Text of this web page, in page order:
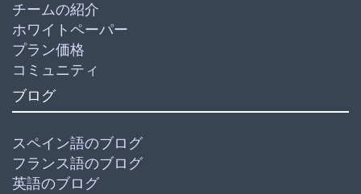
チームの紹介
ホワイトペーパー
プラン価格
コミュニティ
ブログ
スペイン語のブログ
フランス語のブログ
英語のブログ